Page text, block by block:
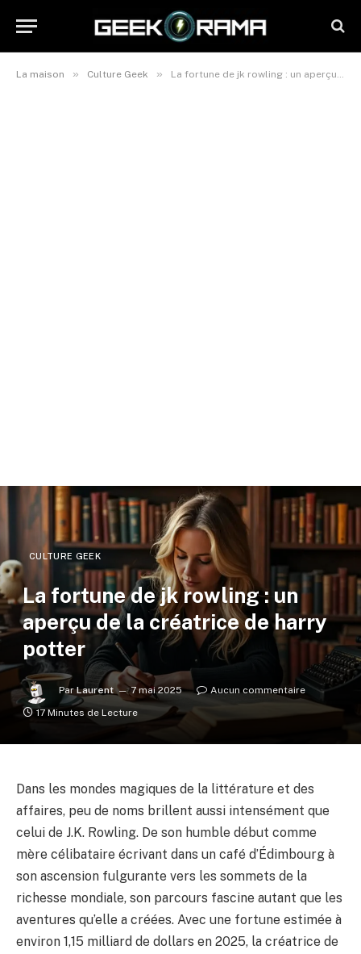
La maison » Culture Geek » La fortune de jk rowling : un aperçu de la créatrice de harry potter
CULTURE GEEK
La fortune de jk rowling : un
aperçu de la créatrice de harry
potter
Par Laurent 7 mai 2025
Aucun commentaire
17 Minutes de Lecture
Dans les mondes magiques de la littérature et des
affaires, peu de noms brillent aussi intensément que
celui de J.K. Rowling. De son humble début comme
mère célibataire écrivant dans un café d’Édimbourg à
son ascension fulgurante vers les sommets de la
richesse mondiale, son parcours fascine autant que les
aventures qu’elle a créées. Avec une fortune estimée à
environ 1,15 milliard de dollars en 2025, la créatrice de